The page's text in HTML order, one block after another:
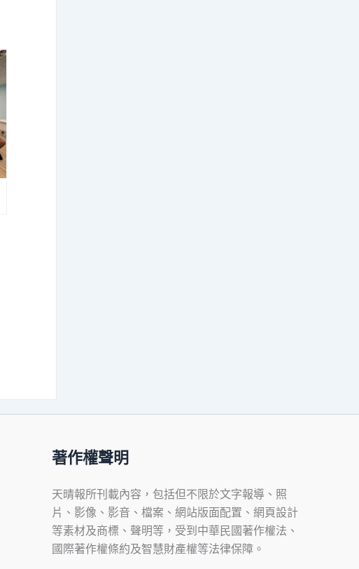
著作權聲明
天晴報所刊載內容，包括但不限於文字報導、照
片、影像、影音、檔案、網站版面配置、網頁設計
等素材及商標、聲明等，受到中華民國著作權法、
國際著作權條約及智慧財產權等法律保障。